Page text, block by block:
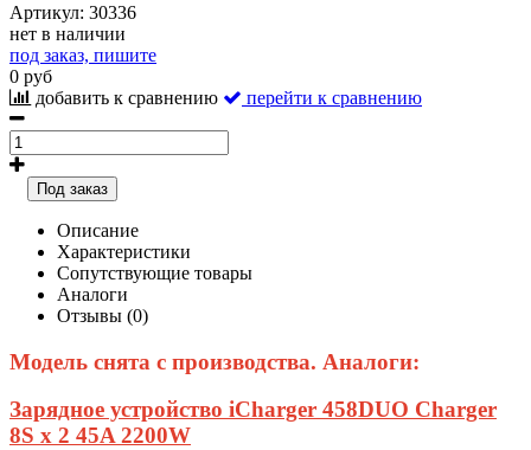
Артикул: 30336
нет в наличии
под заказ, пишите
0 руб
добавить к сравнению
перейти к сравнению
Под заказ
Описание
Характеристики
Сопутствующие товары
Аналоги
Отзывы (0)
Модель снята с производства. Аналоги:
Зарядное устройство iCharger 458DUO Charger
8S x 2 45A 2200W